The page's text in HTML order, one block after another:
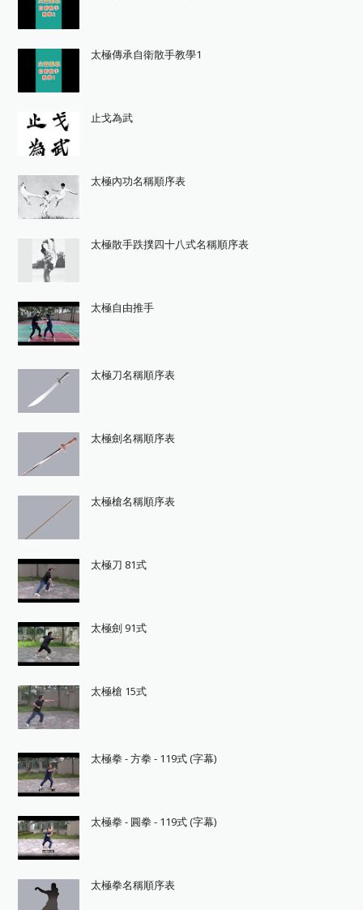
太極傳承自衛散手教學1
止戈為武
太極內功名稱順序表
太極散手跌撲四十八式名稱順序表
太極自由推手
太極刀名稱順序表
太極劍名稱順序表
太極槍名稱順序表
太極刀 81式
太極劍 91式
太極槍 15式
太極拳 - 方拳 - 119式 (字幕)
太極拳 - 圓拳 - 119式 (字幕)
太極拳名稱順序表